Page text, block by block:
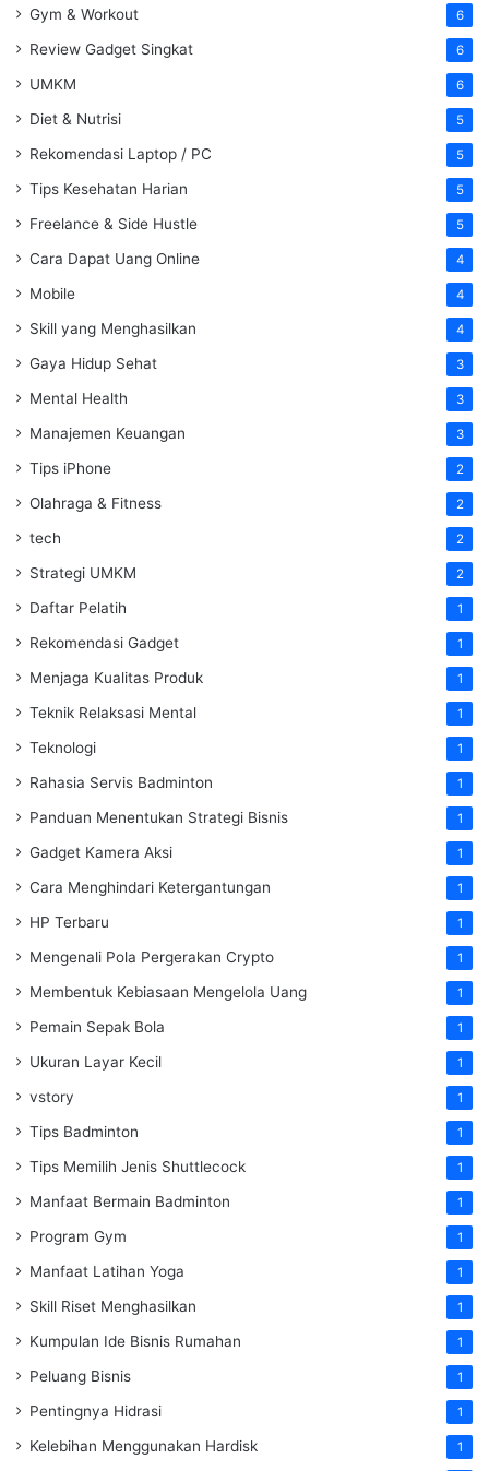
Gym & Workout 6
Review Gadget Singkat 6
UMKM 6
Diet & Nutrisi 5
Rekomendasi Laptop / PC 5
Tips Kesehatan Harian 5
Freelance & Side Hustle 5
Cara Dapat Uang Online 4
Mobile 4
Skill yang Menghasilkan 4
Gaya Hidup Sehat 3
Mental Health 3
Manajemen Keuangan 3
Tips iPhone 2
Olahraga & Fitness 2
tech 2
Strategi UMKM 2
Daftar Pelatih 1
Rekomendasi Gadget 1
Menjaga Kualitas Produk 1
Teknik Relaksasi Mental 1
Teknologi 1
Rahasia Servis Badminton 1
Panduan Menentukan Strategi Bisnis 1
Gadget Kamera Aksi 1
Cara Menghindari Ketergantungan 1
HP Terbaru 1
Mengenali Pola Pergerakan Crypto 1
Membentuk Kebiasaan Mengelola Uang 1
Pemain Sepak Bola 1
Ukuran Layar Kecil 1
vstory 1
Tips Badminton 1
Tips Memilih Jenis Shuttlecock 1
Manfaat Bermain Badminton 1
Program Gym 1
Manfaat Latihan Yoga 1
Skill Riset Menghasilkan 1
Kumpulan Ide Bisnis Rumahan 1
Peluang Bisnis 1
Pentingnya Hidrasi 1
Kelebihan Menggunakan Hardisk 1